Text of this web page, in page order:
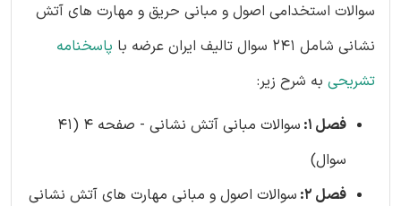
سوالات استخدامی اصول و مبانی حریق و مهارت های آتش
نشانی شامل 241 سوال تالیف ایران عرضه با
پاسخنامه
تشریحی به شرح زیر:
فصل 1:
سوالات مبانی آتش نشانی - صفحه 4 (41
سوال)
فصل 2:
سوالات اصول و مبانی مهارت‌ های آتش‌ نشانی